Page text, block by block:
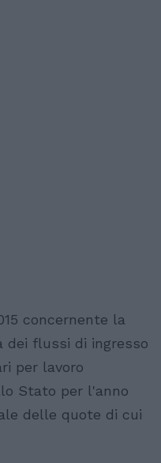
concernente la
dei flussi di ingresso
per lavoro
Stato per l'anno
delle quote di cui